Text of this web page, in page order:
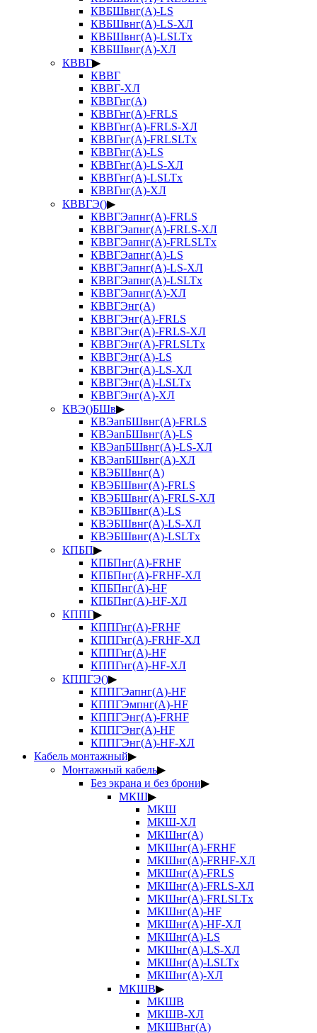
КВБШвнг(А)-LS
КВБШвнг(А)-LS-ХЛ
КВБШвнг(А)-LSLTx
КВБШвнг(А)-ХЛ
КВВГ▶
КВВГ
КВВГ-ХЛ
КВВГнг(А)
КВВГнг(А)-FRLS
КВВГнг(А)-FRLS-ХЛ
КВВГнг(А)-FRLSLTx
КВВГнг(А)-LS
КВВГнг(А)-LS-ХЛ
КВВГнг(А)-LSLTx
КВВГнг(А)-ХЛ
КВВГЭ()▶
КВВГЭапнг(А)-FRLS
КВВГЭапнг(А)-FRLS-ХЛ
КВВГЭапнг(А)-FRLSLTx
КВВГЭапнг(А)-LS
КВВГЭапнг(А)-LS-ХЛ
КВВГЭапнг(А)-LSLTx
КВВГЭапнг(А)-ХЛ
КВВГЭнг(А)
КВВГЭнг(А)-FRLS
КВВГЭнг(А)-FRLS-ХЛ
КВВГЭнг(А)-FRLSLTx
КВВГЭнг(А)-LS
КВВГЭнг(А)-LS-ХЛ
КВВГЭнг(А)-LSLTx
КВВГЭнг(А)-ХЛ
КВЭ()БШв▶
КВЭапБШвнг(А)-FRLS
КВЭапБШвнг(А)-LS
КВЭапБШвнг(А)-LS-ХЛ
КВЭапБШвнг(А)-ХЛ
КВЭБШвнг(А)
КВЭБШвнг(А)-FRLS
КВЭБШвнг(А)-FRLS-ХЛ
КВЭБШвнг(А)-LS
КВЭБШвнг(А)-LS-ХЛ
КВЭБШвнг(А)-LSLTx
КПБП▶
КПБПнг(А)-FRHF
КПБПнг(А)-FRHF-ХЛ
КПБПнг(А)-HF
КПБПнг(А)-HF-ХЛ
КППГ▶
КППГнг(А)-FRHF
КППГнг(А)-FRHF-ХЛ
КППГнг(А)-HF
КППГнг(А)-HF-ХЛ
КППГЭ()▶
КППГЭапнг(А)-HF
КППГЭмпнг(А)-HF
КППГЭнг(А)-FRHF
КППГЭнг(А)-HF
КППГЭнг(А)-HF-ХЛ
Кабель монтажный▶
Монтажный кабель▶
Без экрана и без брони▶
МКШ▶
МКШ
МКШ-ХЛ
МКШнг(А)
МКШнг(А)-FRHF
МКШнг(А)-FRHF-ХЛ
МКШнг(А)-FRLS
МКШнг(А)-FRLS-ХЛ
МКШнг(А)-FRLSLTx
МКШнг(А)-HF
МКШнг(А)-HF-ХЛ
МКШнг(А)-LS
МКШнг(А)-LS-ХЛ
МКШнг(А)-LSLTx
МКШнг(А)-ХЛ
МКШВ▶
МКШВ
МКШВ-ХЛ
МКШВнг(А)